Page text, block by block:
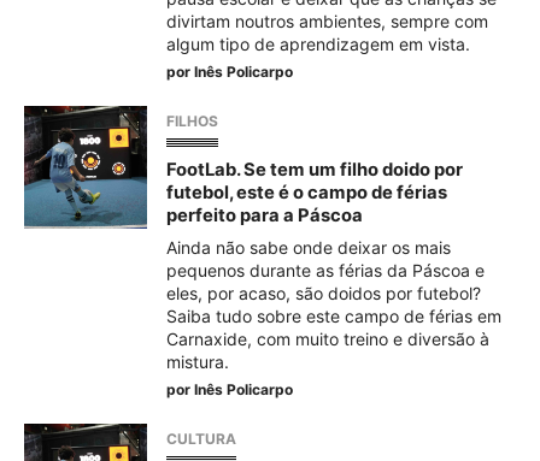
divirtam noutros ambientes, sempre com
algum tipo de aprendizagem em vista.
por Inês Policarpo
FILHOS
FootLab. Se tem um filho doido por
futebol, este é o campo de férias
perfeito para a Páscoa
Ainda não sabe onde deixar os mais
pequenos durante as férias da Páscoa e
eles, por acaso, são doidos por futebol?
Saiba tudo sobre este campo de férias em
Carnaxide, com muito treino e diversão à
mistura.
por Inês Policarpo
CULTURA